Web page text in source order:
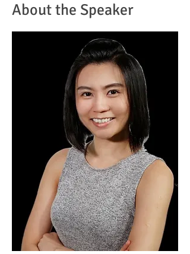
About the Speaker